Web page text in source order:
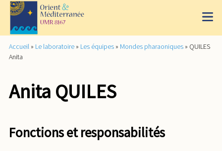
Accueil » Le laboratoire » Les équipes » Mondes pharaoniques » QUILES
Anita
Anita QUILES
Fonctions et responsabilités